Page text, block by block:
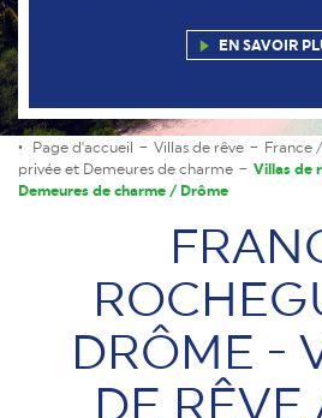
EN SAVOIR
Page d'accueil Villas de rêve
France
privée et Demeures de charme
Villas de
Demeures de charme / Drôme
DRÔME -
DE RÊVE